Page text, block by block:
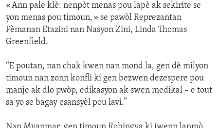
« Ann pale klè: nenpòt menas pou lapè ak sekirite se
yon menas pou timoun, » se pawòl Reprezantan
Pèmanan Etazini nan Nasyon Zini, Linda Thomas
Greenfield.
“E poutan, nan chak kwen nan mond la, gen dè milyon
timoun nan zonn konfli ki gen bezwen dezespere pou
manje ak dlo pwòp, edikasyon ak swen medikal – e tout
sa yo se bagay esansyèl pou lavi.”